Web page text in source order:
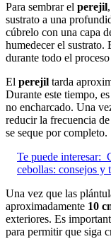
Para sembrar el perejil
sustrato a una
cúbrelo con una capa
humedecer el sustrato.
durante todo el
El perejil tarda
Durante este tiempo,
no encharcado. Una
reducir la frecuencia
se seque por completo.
Te puede interesar:
cebollas: consejos y
Una vez que las
aproximadamente 10
exteriores. Es
para permitir que siga